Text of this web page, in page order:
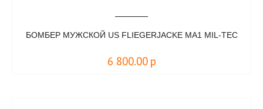
БОМБЕР МУЖСКОЙ US FLIEGERJACKE MA1 MIL-TEC
6 800.00 р